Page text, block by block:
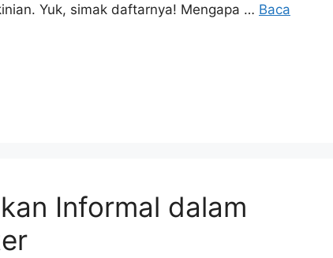
Yuk, simak daftarnya! Mengapa … Baca
Informal dalam